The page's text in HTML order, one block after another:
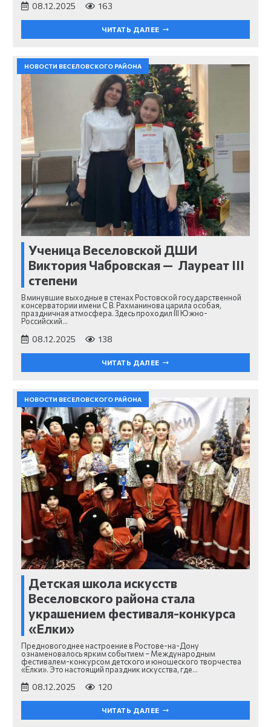
08.12.2025 163
ЧИТАТЬ ДАЛЕЕ
НОВОСТИ ВЕСЕЛОВСКОГО РАЙОНА
Ученица Веселовской ДШИ
Виктория Чабровская — Лауреат III
степени
В минувшие выходные в стенах Ростовской государственной
консерватории имени С В. Рахманинова царила особая,
праздничная атмосфера. Здесь проходил III Южно-
Российский…
08.12.2025 138
ЧИТАТЬ ДАЛЕЕ
НОВОСТИ ВЕСЕЛОВСКОГО РАЙОНА
Детская школа искусств
Веселовского района стала
украшением фестиваля-конкурса
«Елки»
Предновогоднее настроение в Ростове-на-Дону
ознаменовалось ярким событием – Международным
фестивалем-конкурсом детского и юношеского творчества
«Елки». Это настоящий праздник искусства, где…
08.12.2025 120
ЧИТАТЬ ДАЛЕЕ